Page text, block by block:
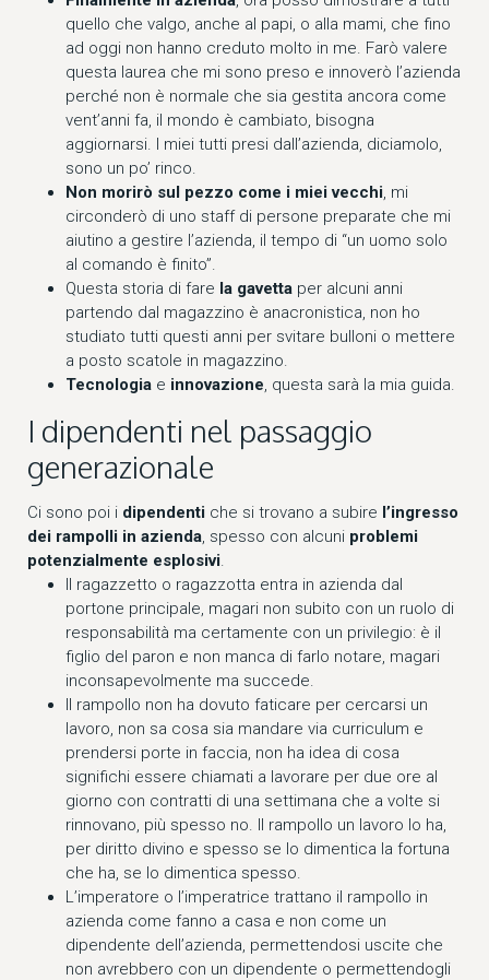
quello che valgo, anche al papi, o alla mami, che fino
ad oggi non hanno creduto molto in me. Farò valere
questa laurea che mi sono preso e innoverò l’azienda
perché non è normale che sia gestita ancora come
vent’anni fa, il mondo è cambiato, bisogna
aggiornarsi. I miei tutti presi dall’azienda, diciamolo,
sono un po’ rinco.
Non morirò sul pezzo come i miei vecchi, mi
circonderò di uno staff di persone preparate che mi
aiutino a gestire l’azienda, il tempo di “un uomo solo
al comando è finito”.
Questa storia di fare la gavetta per alcuni anni
partendo dal magazzino è anacronistica, non ho
studiato tutti questi anni per svitare bulloni o mettere
a posto scatole in magazzino.
Tecnologia e innovazione, questa sarà la mia guida.
I dipendenti nel passaggio
generazionale
Ci sono poi i dipendenti che si trovano a subire l’ingresso
dei rampolli in azienda, spesso con alcuni problemi
potenzialmente esplosivi.
Il ragazzetto o ragazzotta entra in azienda dal
portone principale, magari non subito con un ruolo di
responsabilità ma certamente con un privilegio: è il
figlio del paron e non manca di farlo notare, magari
inconsapevolmente ma succede.
Il rampollo non ha dovuto faticare per cercarsi un
lavoro, non sa cosa sia mandare via curriculum e
prendersi porte in faccia, non ha idea di cosa
significhi essere chiamati a lavorare per due ore al
giorno con contratti di una settimana che a volte si
rinnovano, più spesso no. Il rampollo un lavoro lo ha,
per diritto divino e spesso se lo dimentica la fortuna
che ha, se lo dimentica spesso.
L’imperatore o l’imperatrice trattano il rampollo in
azienda come fanno a casa e non come un
dipendente dell’azienda, permettendosi uscite che
non avrebbero con un dipendente o permettendogli